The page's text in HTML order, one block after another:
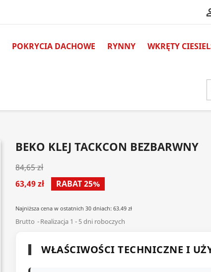
POKRYCIA DACHOWE RYNNY WKRĘTY
BEKO KLEJ TACKCON BEZBARWNY
84,65 zł
63,49 zł
RABAT 25%
Najniższa cena w ostatnich 30 dniach: 63.49 zł
Brutto Realizacja 1 - 5 dni roboczych
WŁAŚCIWOŚCI TECHNICZNE I